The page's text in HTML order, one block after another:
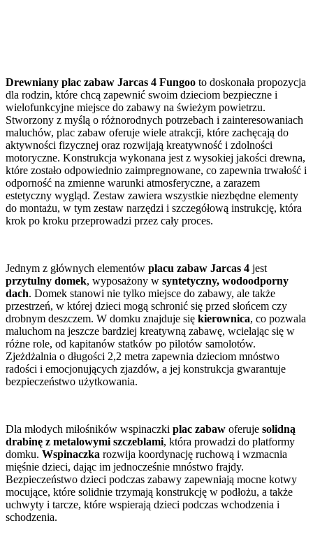
Drewniany plac zabaw Jarcas 4 Fungoo to doskonała propozycja
dla rodzin, które chcą zapewnić swoim dzieciom bezpieczne i
wielofunkcyjne miejsce do zabawy na świeżym powietrzu.
Stworzony z myślą o różnorodnych potrzebach i zainteresowaniach
maluchów, plac zabaw oferuje wiele atrakcji, które zachęcają do
aktywności fizycznej oraz rozwijają kreatywność i zdolności
motoryczne. Konstrukcja wykonana jest z wysokiej jakości drewna,
które zostało odpowiednio zaimpregnowane, co zapewnia trwałość i
odporność na zmienne warunki atmosferyczne, a zarazem
estetyczny wygląd. Zestaw zawiera wszystkie niezbędne elementy
do montażu, w tym zestaw narzędzi i szczegółową instrukcję, która
krok po kroku przeprowadzi przez cały proces.
Jednym z głównych elementów placu zabaw Jarcas 4 jest
przytulny domek, wyposażony w syntetyczny, wodoodporny
dach. Domek stanowi nie tylko miejsce do zabawy, ale także
przestrzeń, w której dzieci mogą schronić się przed słońcem czy
drobnym deszczem. W domku znajduje się kierownica, co pozwala
maluchom na jeszcze bardziej kreatywną zabawę, wcielając się w
różne role, od kapitanów statków po pilotów samolotów.
Zjeżdżalnia o długości 2,2 metra zapewnia dzieciom mnóstwo
radości i emocjonujących zjazdów, a jej konstrukcja gwarantuje
bezpieczeństwo użytkowania.
Dla młodych miłośników wspinaczki plac zabaw oferuje solidną
drabinę z metalowymi szczeblami, która prowadzi do platformy
domku. Wspinaczka rozwija koordynację ruchową i wzmacnia
mięśnie dzieci, dając im jednocześnie mnóstwo frajdy.
Bezpieczeństwo dzieci podczas zabawy zapewniają mocne kotwy
mocujące, które solidnie trzymają konstrukcję w podłożu, a także
uchwyty i tarcze, które wspierają dzieci podczas wchodzenia i
schodzenia.